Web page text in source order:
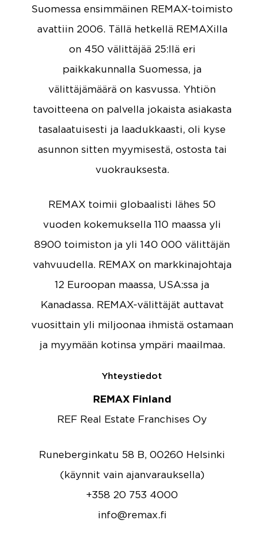
Suomessa ensimmäinen REMAX-toimisto
avattiin 2006. Tällä hetkellä REMAXilla
on 450 välittäjää 25:llä eri
paikkakunnalla Suomessa, ja
välittäjämäärä on kasvussa. Yhtiön
tavoitteena on palvella jokaista asiakasta
tasalaatuisesti ja laadukkaasti, oli kyse
asunnon sitten myymisestä, ostosta tai
vuokrauksesta.
REMAX toimii globaalisti lähes 50
vuoden kokemuksella 110 maassa yli
8900 toimiston ja yli 140 000 välittäjän
vahvuudella. REMAX on markkinajohtaja
12 Euroopan maassa, USA:ssa ja
Kanadassa. REMAX-välittäjät auttavat
vuosittain yli miljoonaa ihmistä ostamaan
ja myymään kotinsa ympäri maailmaa.
Yhteystiedot
REMAX Finland
REF Real Estate Franchises Oy
Runeberginkatu 58 B, 00260 Helsinki
(käynnit vain ajanvarauksella)
+358 20 753 4000
info@remax.fi